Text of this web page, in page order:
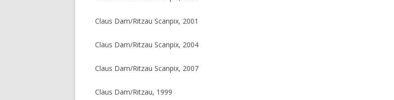
Claus Dam/Ritzau Scanpix, 2001
Claus Dam/Ritzau Scanpix, 2004
Claus Dam/Ritzau Scanpix, 2007
Claus Dam/Ritzau, 1999